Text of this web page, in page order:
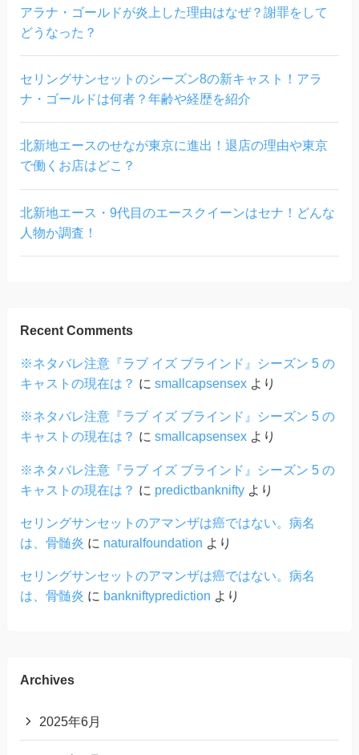
アラナ・ゴールドが炎上した理由はなぜ？謝罪をして
どうなった？
セリングサンセットのシーズン8の新キャスト！アラ
ナ・ゴールドは何者？年齢や経歴を紹介
北新地エースのせなが東京に進出！退店の理由や東京
で働くお店はどこ？
北新地エース・9代目のエースクイーンはセナ！どんな
人物か調査！
Recent Comments
※ネタバレ注意『ラブ イズ ブラインド』シーズン 5 の
キャストの現在は？ に smallcapsensexより
※ネタバレ注意『ラブ イズ ブラインド』シーズン 5 の
キャストの現在は？ に smallcapsensexより
※ネタバレ注意『ラブ イズ ブラインド』シーズン 5 の
キャストの現在は？ に predictbankniftyより
セリングサンセットのアマンザは癌ではない。病名
は、骨髄炎 に naturalfoundation より
セリングサンセットのアマンザは癌ではない。病名
は、骨髄炎 に bankniftyprediction より
Archives
2025年6月